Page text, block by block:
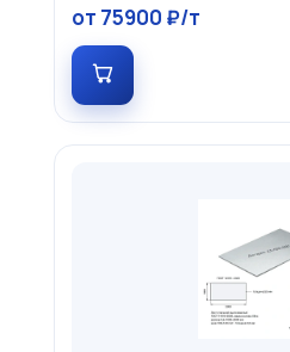
от 75900 ₽/т